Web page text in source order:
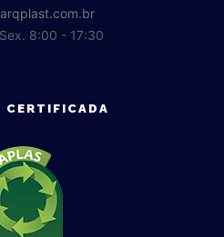
8:00 - 17:30
CERTIFICADA